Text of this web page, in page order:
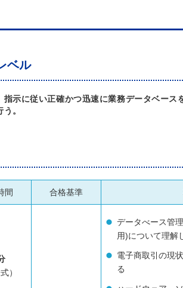
ベル
示に従い正確かつ迅速に業務データベース
。
間 合格基準
）
データべース管
用)について理解
電子商取引の現
る